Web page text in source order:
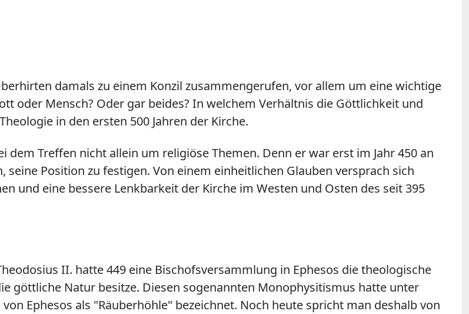
damals zu einem Konzil zusammengerufen, vor allem um eine wichtige
oder Mensch? Oder gar beides? In welchem Verhältnis die Göttlichkeit und
in den ersten 500 Jahren der Kirche.
Treffen nicht allein um religiöse Themen. Denn er war erst im Jahr 450 an
Position zu festigen. Von einem einheitlichen Glauben versprach sich
und eine bessere Lenkbarkeit der Kirche im Westen und Osten des seit 395
II. hatte 449 eine Bischofsversammlung in Ephesos die theologische
göttliche Natur besitze. Diesen sogenannten Monophysitismus hatte unter
Ephesos als "Räuberhöhle" bezeichnet. Noch heute spricht man deshalb von